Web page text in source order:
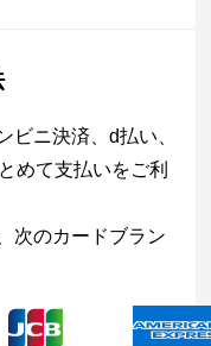
ビニ決済、d払い、
めて支払いをご利
次のカードブラン